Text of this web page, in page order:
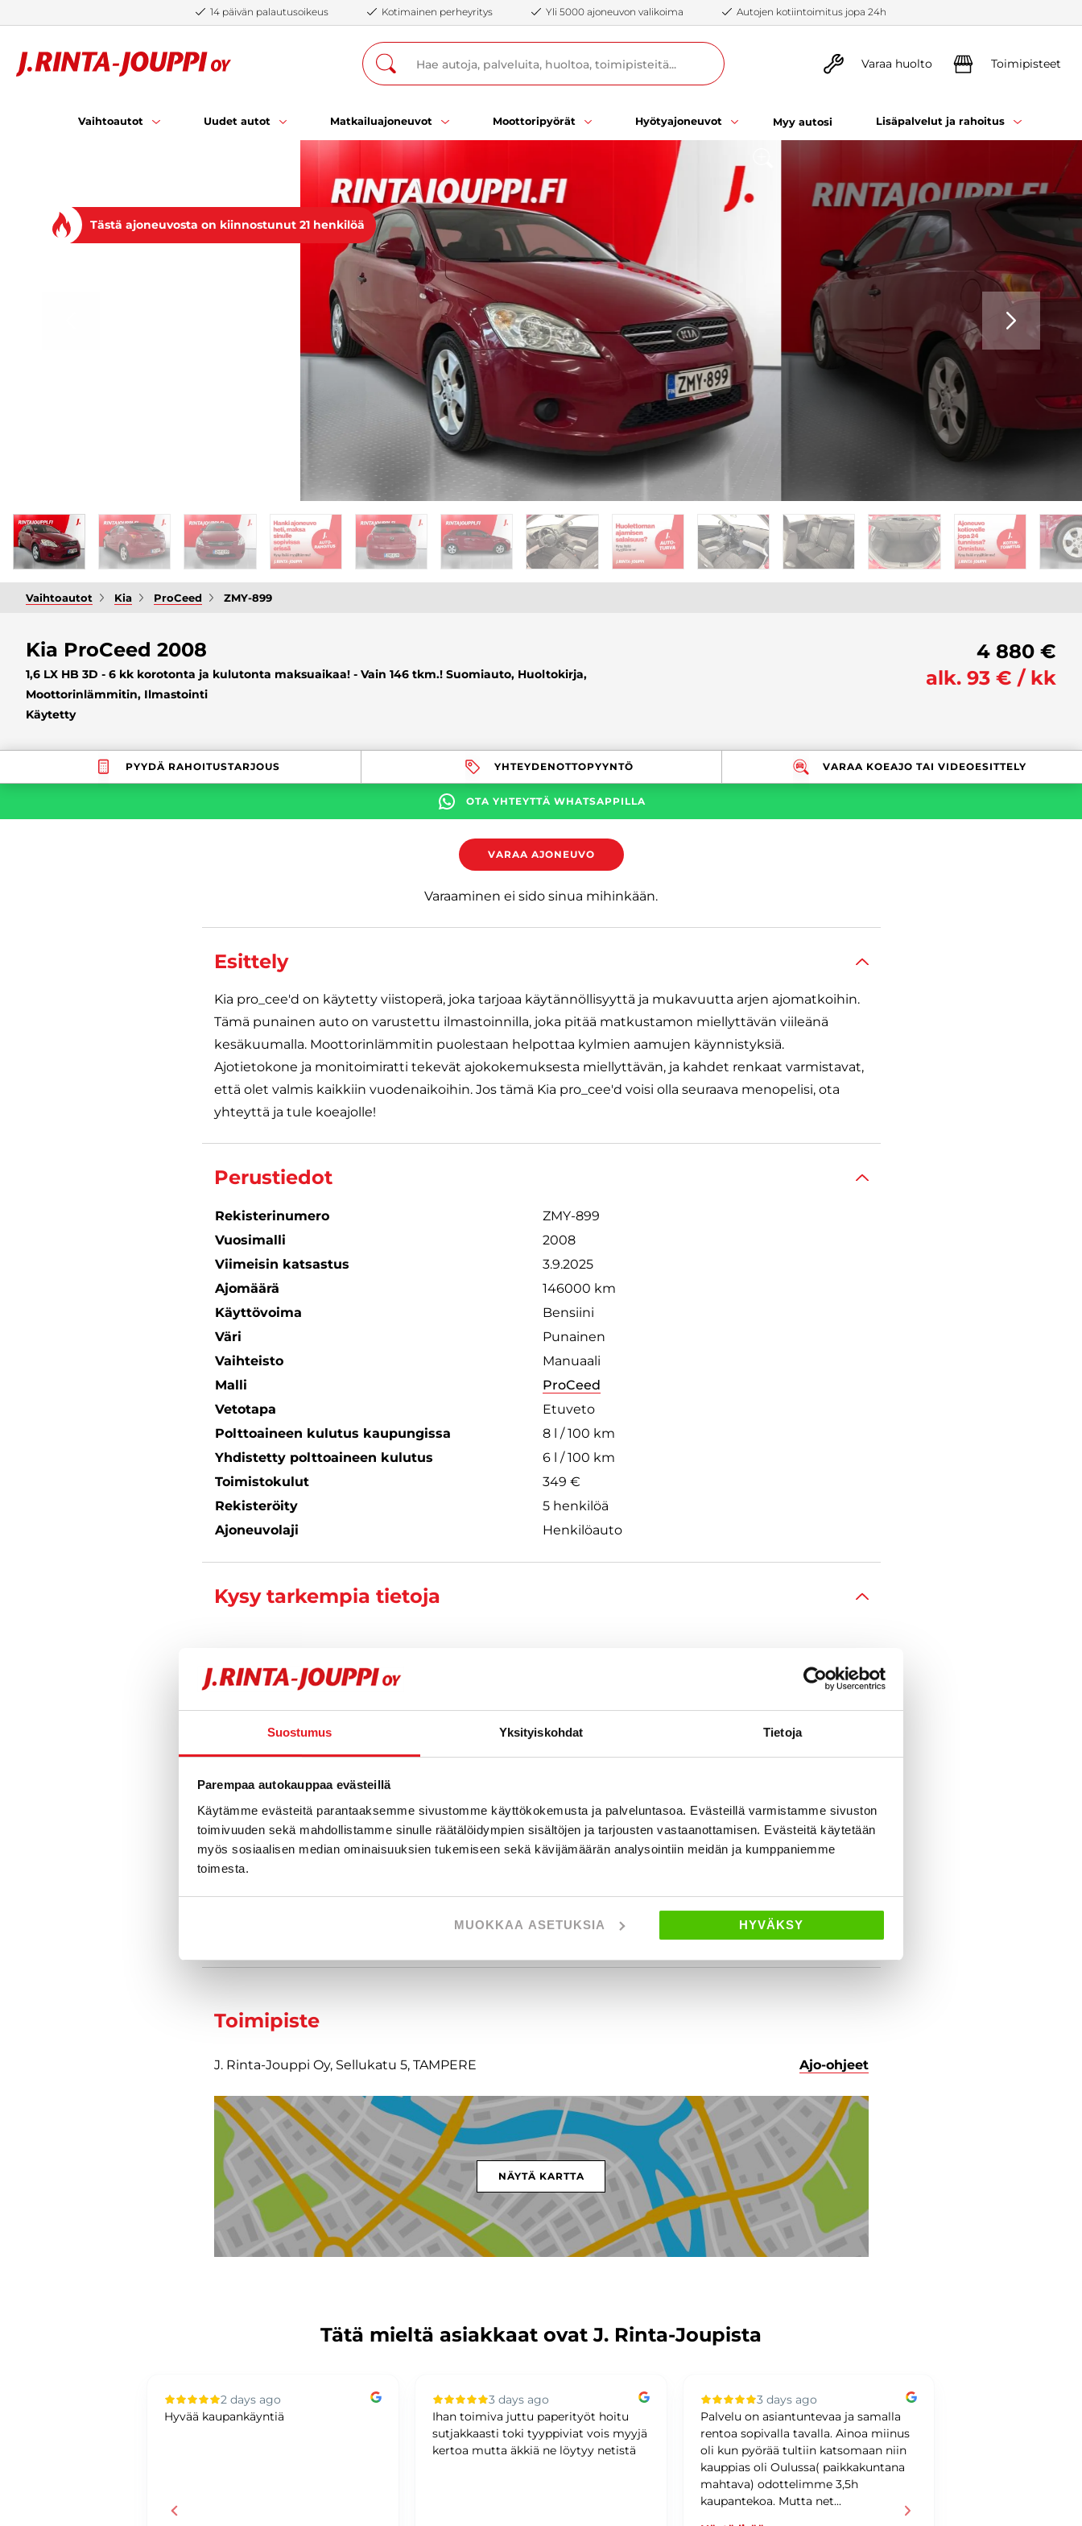
Suostumus Yksityiskohdat Tietoja
Parempaa autokauppaa evästeillä
Käytämme evästeitä parantaaksemme sivustomme käyttökokemusta ja palveluntasoa. Evästeillä varmistamme sivuston
toimivuuden sekä mahdollistamme sinulle räätälöidympien sisältöjen ja tarjousten vastaanottamisen. Evästeitä käytetään
myös sosiaalisen median ominaisuuksien tukemiseen sekä kävijämäärän analysointiin meidän ja kumppaniemme
toimesta.
MUOKKAA ASETUKSIA HYVÄKSY
14 päivän palautusoikeus Kotimainen perheyritys Yli 5000 ajoneuvon valikoima Autojen kotiintoimitus jopa 24h
Varaa huolto Toimipisteet
Vaihtoautot Uudet autot Matkailuajoneuvot Moottoripyörät Hyötyajoneuvot Myy autosi Lisäpalvelut ja rahoitus
SEURAAVA
Tästä ajoneuvosta on kiinnostunut 21 henkilöä
Vaihtoautot Kia ProCeed ZMY-899
Kia ProCeed 2008
1,6 LX HB 3D - 6 kk korotonta ja kulutonta maksuaikaa! - Vain 146 tkm.! Suomiauto, Huoltokirja,
Moottorinlämmitin, Ilmastointi
Käytetty
4 880 €
alk. 93 € / kk
PYYDÄ RAHOITUSTARJOUS YHTEYDENOTTOPYYNTÖ VARAA KOEAJO TAI VIDEOESITTELY
OTA YHTEYTTÄ WHATSAPPILLA
VARAA AJONEUVO
Varaaminen ei sido sinua mihinkään.
Esittely
Kia pro_cee'd on käytetty viistoperä, joka tarjoaa käytännöllisyyttä ja mukavuutta arjen ajomatkoihin.
Tämä punainen auto on varustettu ilmastoinnilla, joka pitää matkustamon miellyttävän viileänä
kesäkuumalla. Moottorinlämmitin puolestaan helpottaa kylmien aamujen käynnistyksiä.
Ajotietokone ja monitoimiratti tekevät ajokokemuksesta miellyttävän, ja kahdet renkaat varmistavat,
että olet valmis kaikkiin vuodenaikoihin. Jos tämä Kia pro_cee'd voisi olla seuraava menopelisi, ota
yhteyttä ja tule koeajolle!
Perustiedot
Rekisterinumero
ZMY-899
Vuosimalli
2008
Viimeisin katsastus
3.9.2025
Ajomäärä
146000 km
Käyttövoima
Bensiini
Väri
Punainen
Vaihteisto
Manuaali
Malli
ProCeed
Vetotapa
Etuveto
Polttoaineen kulutus kaupungissa
8 l / 100 km
Yhdistetty polttoaineen kulutus
6 l / 100 km
Toimistokulut
349 €
Rekisteröity
5 henkilöä
Ajoneuvolaji
Henkilöauto
Kysy tarkempia tietoja
Veeti Hartikainen
Automyyjä FI | EN
040 711 3962
Varustelu
Toimipiste
J. Rinta-Jouppi Oy, Sellukatu 5, TAMPERE Ajo-ohjeet
NÄYTÄ KARTTA
Tätä mieltä asiakkaat ovat J. Rinta-Joupista
2 days ago
Hyvää kaupankäyntiä
3 days ago
Ihan toimiva juttu paperityöt hoitu
sutjakkaasti toki tyyppiviat vois myyjä
kertoa mutta äkkiä ne löytyy netistä
3 days ago
Palvelu on asiantuntevaa ja samalla
rentoa sopivalla tavalla. Ainoa miinus
oli kun pyörää tultiin katsomaan niin
kauppias oli Oulussa( paikkakuntana
mahtava) odottelimme 3,5h
kaupantekoa. Mutta net...